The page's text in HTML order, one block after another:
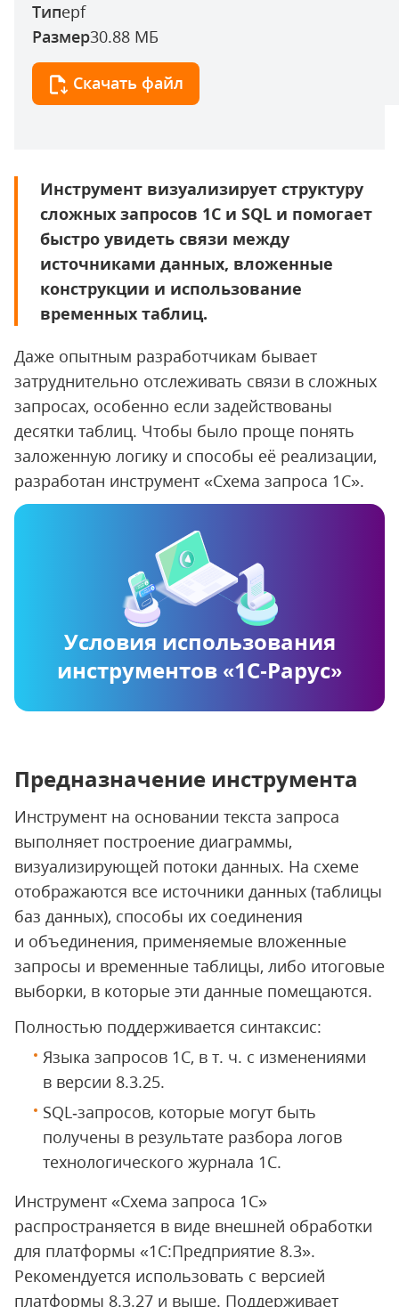
Типepf
Размер30.88 МБ
Скачать файл
Инструмент визуализирует структуру
сложных запросов 1С и SQL и помогает
быстро увидеть связи между
источниками данных, вложенные
конструкции и использование
временных таблиц.
Даже опытным разработчикам бывает
затруднительно отслеживать связи в сложных
запросах, особенно если задействованы
десятки таблиц. Чтобы было проще понять
заложенную логику и способы её реализации,
разработан инструмент «Схема запроса 1С».
Условия использования
инструментов «1С‑Рарус»
Предназначение инструмента
Инструмент на основании текста запроса
выполняет построение диаграммы,
визуализирующей потоки данных. На схеме
отображаются все источники данных (таблицы
баз данных), способы их соединения
и объединения, применяемые вложенные
запросы и временные таблицы, либо итоговые
выборки, в которые эти данные помещаются.
Полностью поддерживается синтаксис:
Языка запросов 1С, в т. ч. с изменениями
в версии 8.3.25.
SQL‑запросов, которые могут быть
получены в результате разбора логов
технологического журнала 1С.
Инструмент «Схема запроса 1С»
распространяется в виде внешней обработки
для платформы «1С:Предприятие 8.3».
Рекомендуется использовать с версией
платформы 8.3.27 и выше. Поддерживает